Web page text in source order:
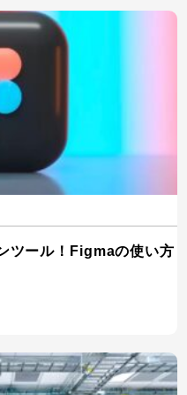
ツール！Figmaの使い方